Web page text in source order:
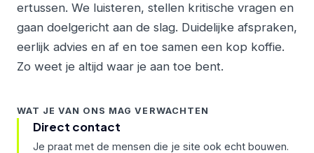
ertussen. We luisteren, stellen kritische vragen en
gaan doelgericht aan de slag. Duidelijke afspraken,
eerlijk advies en af en toe samen een kop koffie.
Zo weet je altijd waar je aan toe bent.
WAT JE VAN ONS MAG VERWACHTEN
Direct contact
Je praat met de mensen die je site ook echt bouwen.